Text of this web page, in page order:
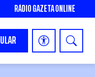
RÁDIO GAZETA ONLINE